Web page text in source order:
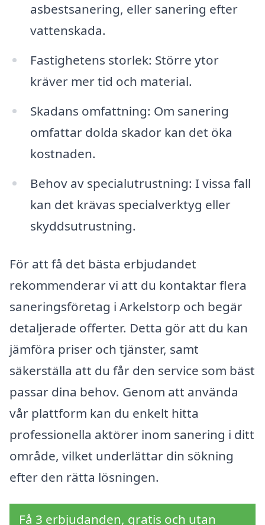
asbestsanering, eller sanering efter
vattenskada.
Fastighetens storlek: Större ytor
kräver mer tid och material.
Skadans omfattning: Om sanering
omfattar dolda skador kan det öka
kostnaden.
Behov av specialutrustning: I vissa fall
kan det krävas specialverktyg eller
skyddsutrustning.
För att få det bästa erbjudandet
rekommenderar vi att du kontaktar flera
saneringsföretag i Arkelstorp och begär
detaljerade offerter. Detta gör att du kan
jämföra priser och tjänster, samt
säkerställa att du får den service som bäst
passar dina behov. Genom att använda
vår plattform kan du enkelt hitta
professionella aktörer inom sanering i ditt
område, vilket underlättar din sökning
efter den rätta lösningen.
Få 3 erbjudanden, gratis och utan